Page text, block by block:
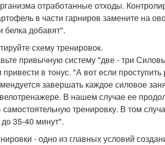
отработанные отходы.
в части гарниров замените на
белка добавят".
схему тренировок.
привычную систему "две - три
привести в тонус. "А вот если
завершать каждое силовое
В нашем случае ее
тренировку. В том
35-40 минут".
- одно из главных условий